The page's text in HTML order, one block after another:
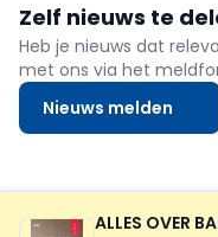
Zelf nieuws te
Heb je nieuws dat
met ons via het
Nieuws melden
ALLES OVER